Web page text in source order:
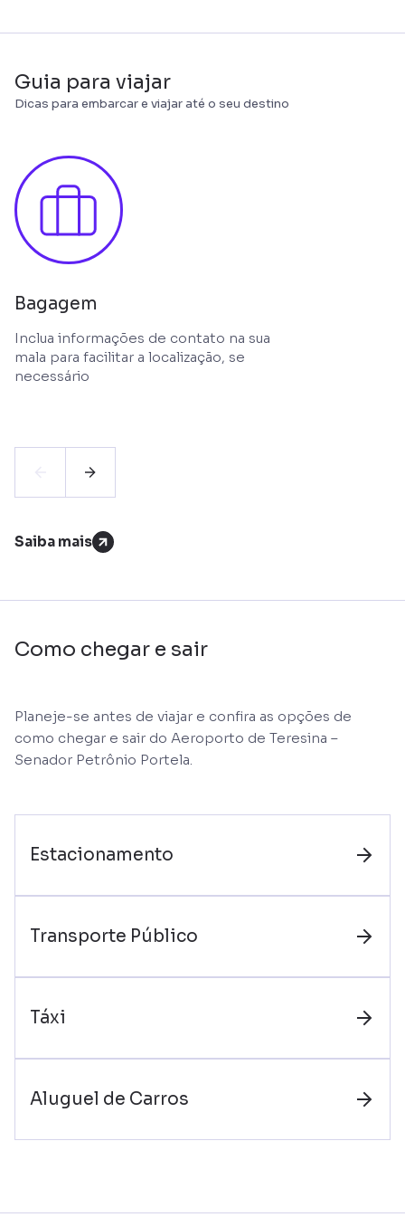
Guia para viajar
Dicas para embarcar e viajar até o seu destino
Bagagem
Inclua informações de contato na sua
mala para facilitar a localização, se
necessário
Saiba mais
Como chegar e sair
Planeje-se antes de viajar e confira as opções de
como chegar e sair do Aeroporto de Teresina –
Senador Petrônio Portela.
Estacionamento
Transporte Público
Táxi
Aluguel de Carros